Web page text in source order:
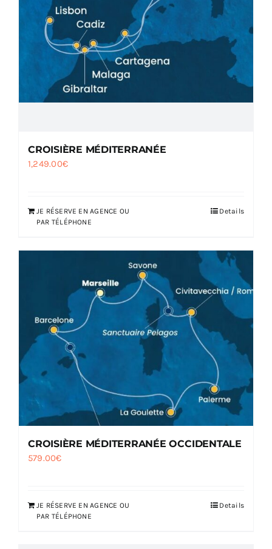
CROISIÈRE MÉDITERRANÉE
1,249.00€
JE RÉSERVE EN AGENCE OU
PAR TÉLÉPHONE
Details
CROISIÈRE MÉDITERRANÉE OCCIDENTALE
579.00€
JE RÉSERVE EN AGENCE OU
PAR TÉLÉPHONE
Details